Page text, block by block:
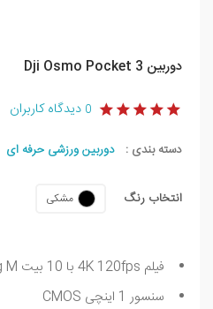
دوربین Dji Osmo Pocket 3
0 دیدگاه کاربران
دسته بندی : دوربین ورزشی حرفه ای
انتخاب رنگ مشکی
فیلم 4K 120fps با 10 بیت D-Log M
سنسور 1 اینچی CMOS